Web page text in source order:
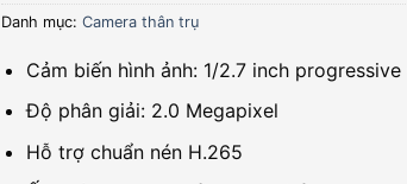
Danh mục: Camera thân trụ
Cảm biến hình ảnh: 1/2.7 inch progressive
Độ phân giải: 2.0 Megapixel
Hỗ trợ chuẩn nén H.265